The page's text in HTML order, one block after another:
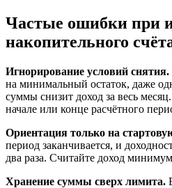
Частые ошибки при
накопительного
Игнорирование условий снятия.
на минимальный остаток, даже
суммы снизит доход за весь
начале или конце расчётного
Ориентация только на
период заканчивается, и
два раза. Считайте доход
Хранение суммы сверх лимита.